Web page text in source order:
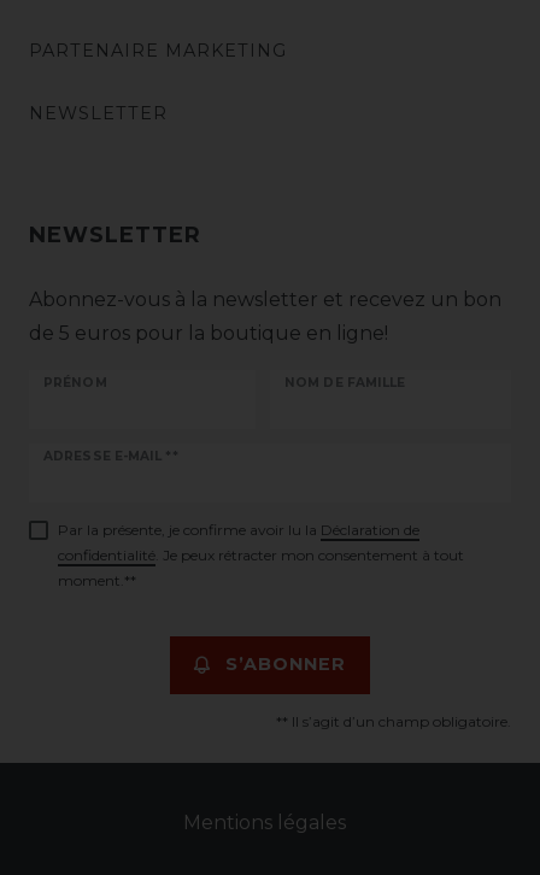
PARTENAIRE MARKETING
NEWSLETTER
NEWSLETTER
Abonnez-vous à la newsletter et recevez un bon
de 5 euros pour la boutique en ligne!
PRÉNOM NOM DE FAMILLE
ADRESSE E-MAIL **
Ceres::Template.newsletterHoneypotLabel
Par la présente, je confirme avoir lu la Déclaration de
confidentialité . Je peux rétracter mon consentement à tout
moment.**
S’ABONNER
** Il s’agit d’un champ obligatoire.
Mentions légales